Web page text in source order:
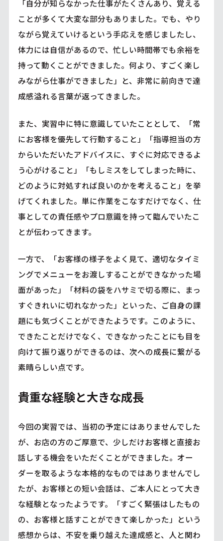
「自分が知らなかった仕事がたくさんあり、覚える
ことが多くて大変な部分もありました。でも、やり
ながら覚えていけるという手応えを感じましたし、
体力には自信があるので、忙しい時間帯でも余裕を
持って動くことができました。何より、すごく楽し
みながら仕事ができました」と、非常に前向きで達
成感溢れる言葉が返ってきました。
また、実習中に特に意識していたこととして、「常
にお客様を優先して行動すること」「指導担当の方
からいただいたアドバイスに、すぐに対応できるよ
う心がけること」「もしミスをしてしまった時に、
どのように対処すれば良いのかを考えること」を挙
げてくれました。単に作業をこなすだけでなく、仕
事としての責任感やプロ意識を持って臨んでいたこ
とが伝わってきます。
一方で、「お客様の様子をよく見て、適切なタイミ
ングでメニューをお渡しすることができなかった場
面があった」「材料の袋をハサミで切る際に、まっ
すぐきれいに切れなかった」といった、ご自身の課
題にも気づくことができたようです。このように、
できたことだけでなく、できなかったことにも目を
向けて振り返りができるのは、次への成長に繋がる
素晴らしい点です。
貴重な経験と大きな成長
今回の実習では、当初の予定にはありませんでした
が、お店の方のご厚意で、少しだけお客様と直接お
話しする機会をいただくことができました。オー
ダーを取るような本格的なものではありませんでし
たが、お客様との短い会話は、ご本人にとって大き
な経験となったようです。「すごく緊張はしたもの
の、お客様と話すことができて楽しかった」という
感想からは、不安を乗り越えた達成感と、人と関わ